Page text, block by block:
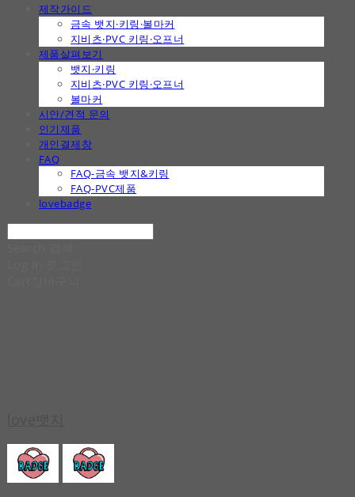
제작가이드
금속 뱃지·키링·볼마커
지비츠·PVC 키링·오프너
제품살펴보기
뱃지·키링
지비츠·PVC 키링·오프너
볼마커
시안/견적 문의
인기제품
개인결제창
FAQ
FAQ-금속 뱃지&키링
FAQ-PVC제품
lovebadge